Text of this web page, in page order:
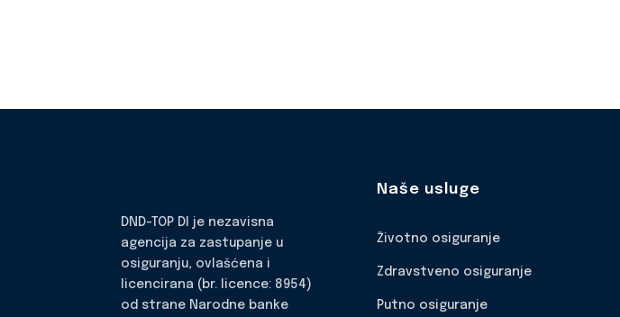
DND-TOP DI je nezavisna
agencija za zastupanje u
osiguranju, ovlašćena i
licencirana (br. licence: 8954)
od strane Narodne banke
Naše usluge
Životno osiguranje
Zdravstveno osiguranje
Putno osiguranje